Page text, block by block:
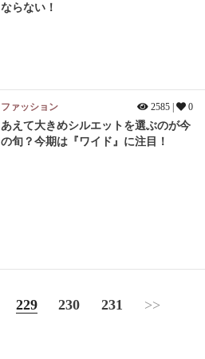
ならない！
ファッション 2585 | 0
あえて大きめシルエットを選ぶのが今
の旬？今期は『ワイド』に注目！
229 230 231 >>